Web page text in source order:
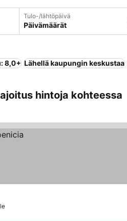
Tulo-/lähtöpäivä
Päivämäärät
8,0+ Lähellä kaupungin keskustaa
hintoja kohteessa